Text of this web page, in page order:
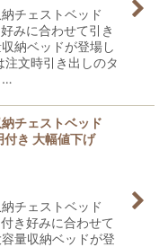
チェストベッド
みに合わせて引き
納ベッドが登場し
注文時引き出しのタ
…
チェストベッド
付き 大幅値下げ
チェストベッド
き好みに合わせて
量収納ベッドが登